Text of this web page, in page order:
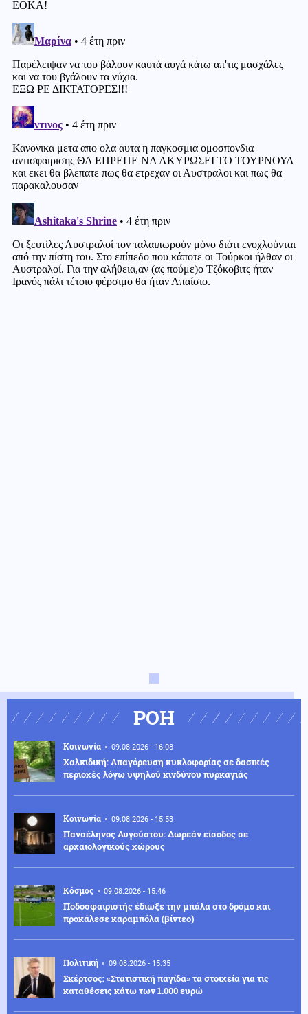
ΡΟΗ
Κοινωνία 09.08.2026 - 16:08
Χαλκιδική: Απαγόρευση κυκλοφορίας σε δασικές
περιοχές λόγω υψηλού κινδύνου πυρκαγιάς
Κοινωνία 09.08.2026 - 15:53
Πανσέληνος Αυγούστου: Δωρεάν είσοδος σε
αρχαιολογικούς χώρους
Κόσμος 09.08.2026 - 15:46
Ποδοσφαιριστής έδιωξε την μπάλα στο δρόμο και
προκάλεσε καραμπόλα (βίντεο)
Πολιτική 09.08.2026 - 15:35
Σκέρτσος: «Στατιστική παγίδα» τα στοιχεία για τις
καταθέσεις κάτω των 1.000 ευρώ